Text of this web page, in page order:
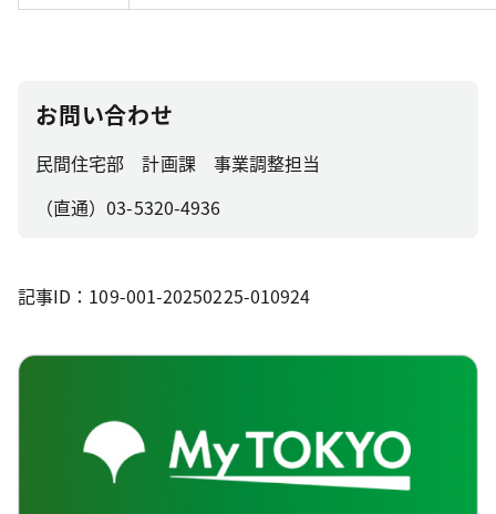
お問い合わせ
民間住宅部 計画課 事業調整担当
（直通）03-5320-4936
記事ID：109-001-20250225-010924